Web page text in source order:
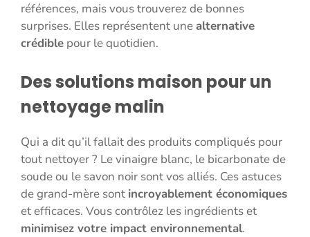
références, mais vous trouverez de bonnes
surprises. Elles représentent unealternative
crédible pour le quotidien.
Des solutions maison pour un
nettoyage malin
Qui a dit qu’il fallait des produits compliqués pour
tout nettoyer ? Le vinaigre blanc, le bicarbonate de
soude ou le savon noir sont vos alliés. Ces astuces
de grand-mère sont incroyablement économiques
et efficaces. Vous contrôlez les ingrédients et
minimisez votre impact environnemental.